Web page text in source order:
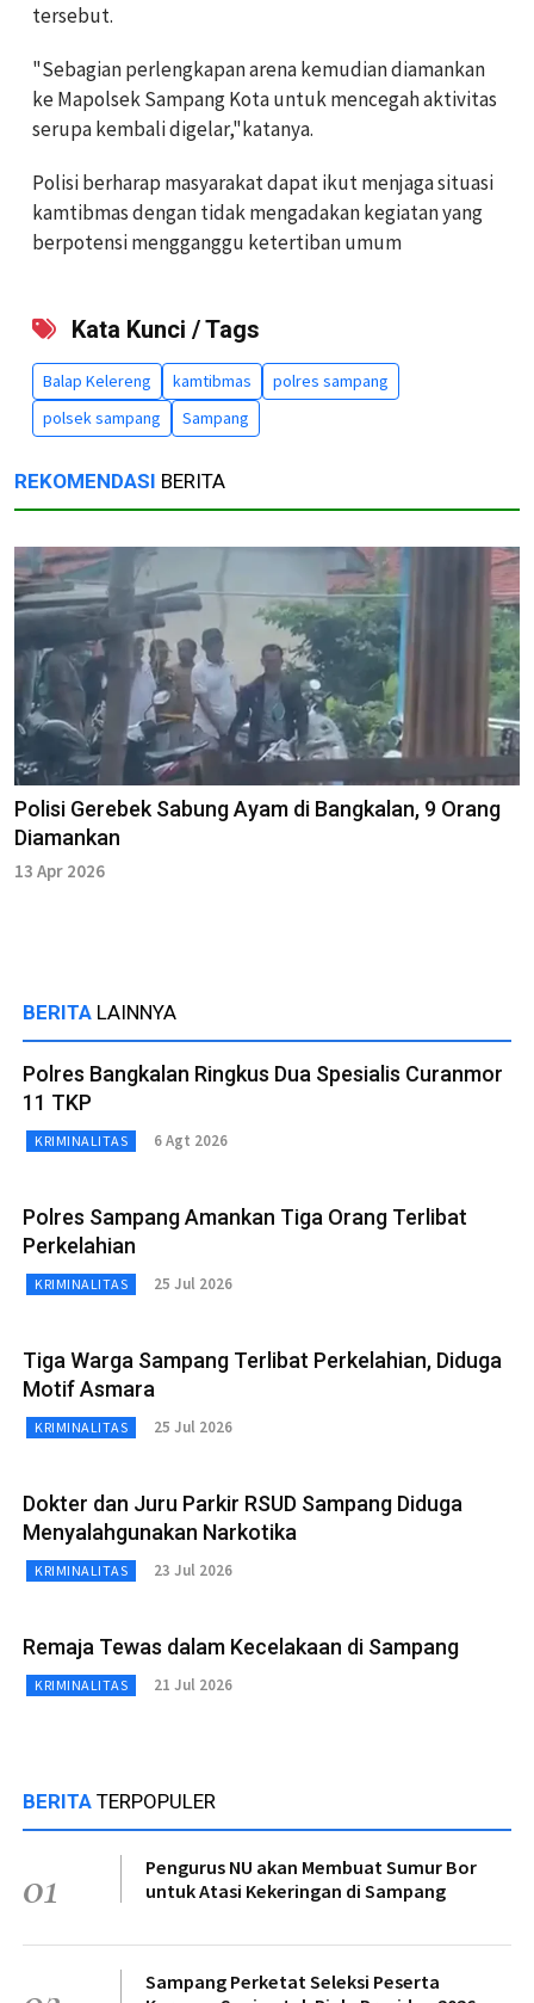
tersebut.
"Sebagian perlengkapan arena kemudian diamankan
ke Mapolsek Sampang Kota untuk mencegah aktivitas
serupa kembali digelar,"katanya.
Polisi berharap masyarakat dapat ikut menjaga situasi
kamtibmas dengan tidak mengadakan kegiatan yang
berpotensi mengganggu ketertiban umum
Kata Kunci / Tags
Balap Kelereng kamtibmas
polres sampang
polsek sampang
Sampang
REKOMENDASI BERITA
Polisi Gerebek Sabung Ayam di Bangkalan, 9 Orang
Diamankan
13 Apr 2026
BERITA LAINNYA
Polres Bangkalan Ringkus Dua Spesialis Curanmor
11 TKP
KRIMINALITAS 6 Agt 2026
Polres Sampang Amankan Tiga Orang Terlibat
Perkelahian
KRIMINALITAS 25 Jul 2026
Tiga Warga Sampang Terlibat Perkelahian, Diduga
Motif Asmara
KRIMINALITAS 25 Jul 2026
Dokter dan Juru Parkir RSUD Sampang Diduga
Menyalahgunakan Narkotika
KRIMINALITAS 23 Jul 2026
Remaja Tewas dalam Kecelakaan di Sampang
KRIMINALITAS 21 Jul 2026
BERITA TERPOPULER
01
Pengurus NU akan Membuat Sumur Bor
untuk Atasi Kekeringan di Sampang
Sampang Perketat Seleksi Peserta